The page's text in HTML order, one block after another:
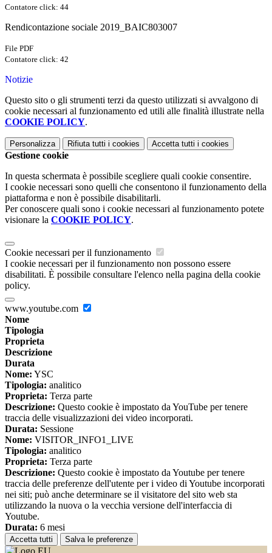
Contatore click: 44
Rendicontazione sociale 2019_BAIC803007
File PDF
Contatore click: 42
Notizie
Questo sito o gli strumenti terzi da questo utilizzati si avvalgono di
cookie necessari al funzionamento ed utili alle finalità illustrate nella
COOKIE POLICY.
Personalizza Rifiuta tutti i cookies Accetta tutti i cookies
Gestione cookie
In questa schermata è possibile scegliere quali cookie consentire.
I cookie necessari sono quelli che consentono il funzionamento della
piattaforma e non è possibile disabilitarli.
Per conoscere quali sono i cookie necessari al funzionamento potete
visionare la COOKIE POLICY.
Cookie necessari per il funzionamento
I cookie necessari per il funzionamento non possono essere
disabilitati. È possibile consultare l'elenco nella pagina della cookie
policy.
www.youtube.com
Nome
Tipologia
Proprieta
Descrizione
Durata
Nome: YSC
Tipologia: analitico
Proprieta: Terza parte
Descrizione: Questo cookie è impostato da YouTube per tenere
traccia delle visualizzazioni dei video incorporati.
Durata: Sessione
Nome: VISITOR_INFO1_LIVE
Tipologia: analitico
Proprieta: Terza parte
Descrizione: Questo cookie è impostato da Youtube per tenere
traccia delle preferenze dell'utente per i video di Youtube incorporati
nei siti; può anche determinare se il visitatore del sito web sta
utilizzando la nuova o la vecchia versione dell'interfaccia di
Youtube.
Durata: 6 mesi
Accetta tutti Salva le preferenze